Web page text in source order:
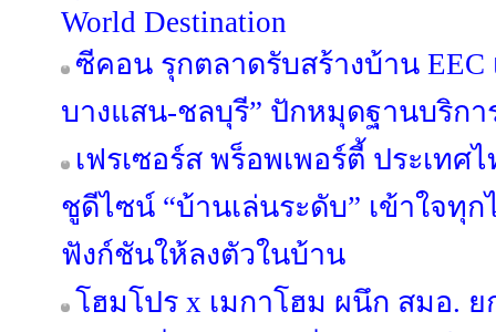
World Destination
ซีคอน รุกตลาดรับสร้างบ้าน EEC
บางแสน-ชลบุรี” ปักหมุดฐานบริก
เฟรเซอร์ส พร็อพเพอร์ตี้ ประเท
ชูดีไซน์ “บ้านเล่นระดับ” เข้าใจทุ
ฟังก์ชันให้ลงตัวในบ้าน
โฮมโปร x เมกาโฮม ผนึก สมอ.